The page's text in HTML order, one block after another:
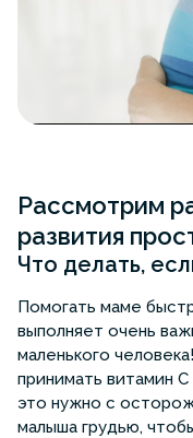
Рассмотрим
развития
Что делать,
Помогать маме
выполняет очень
маленького
принимать витамин
это нужно с
малыша грудью,